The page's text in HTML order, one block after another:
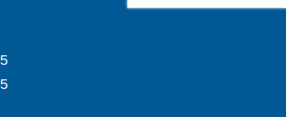
naar: